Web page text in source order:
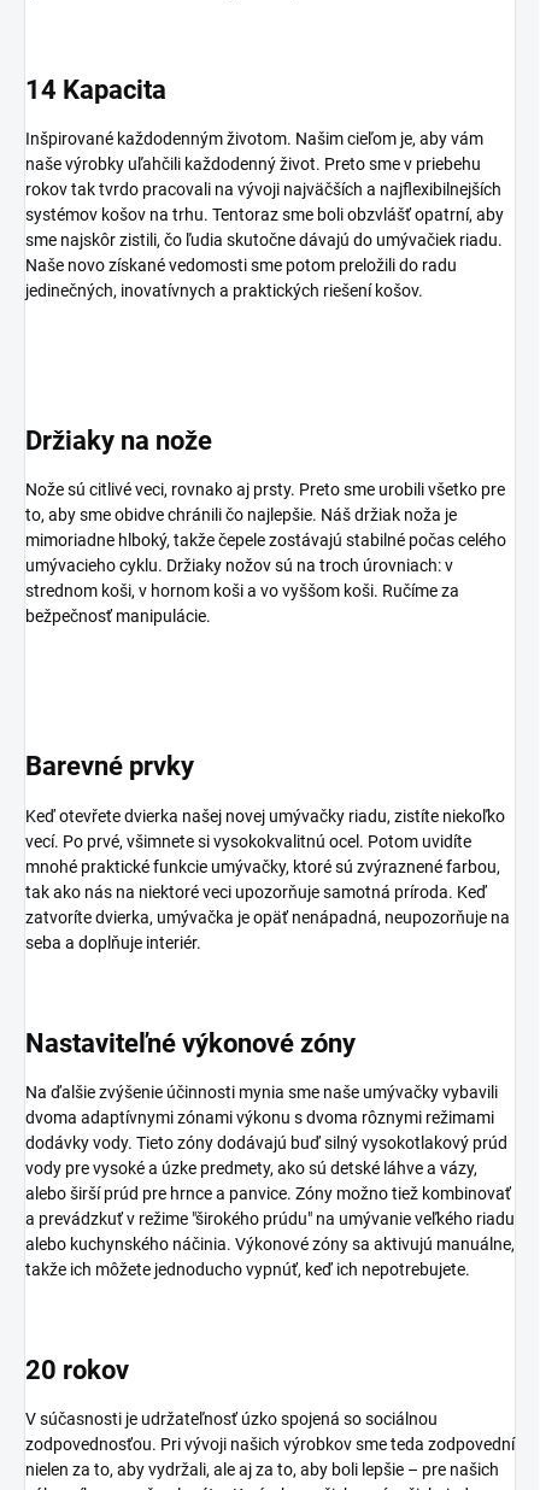
14 Kapacita
Inšpirované každodenným životom. Našim cieľom je, aby vám
naše výrobky uľahčili každodenný život. Preto sme v priebehu
rokov tak tvrdo pracovali na vývoji najväčších a najflexibilnejších
systémov košov na trhu. Tentoraz sme boli obzvlášť opatrní, aby
sme najskôr zistili, čo ľudia skutočne dávajú do umývačiek riadu.
Naše novo získané vedomosti sme potom preložili do radu
jedinečných, inovatívnych a praktických riešení košov.
Držiaky na nože
Nože sú citlivé veci, rovnako aj prsty. Preto sme urobili všetko pre
to, aby sme obidve chránili čo najlepšie. Náš držiak noža je
mimoriadne hlboký, takže čepele zostávajú stabilné počas celého
umývacieho cyklu. Držiaky nožov sú na troch úrovniach: v
strednom koši, v hornom koši a vo vyššom koši. Ručíme za
bežpečnosť manipulácie.
Barevné prvky
Keď otevřete dvierka našej novej umývačky riadu, zistíte niekoľko
vecí. Po prvé, všimnete si vysokokvalitnú ocel. Potom uvidíte
mnohé praktické funkcie umývačky, ktoré sú zvýraznené farbou,
tak ako nás na niektoré veci upozorňuje samotná príroda. Keď
zatvoríte dvierka, umývačka je opäť nenápadná, neupozorňuje na
seba a doplňuje interiér.
Nastaviteľné výkonové zóny
Na ďalšie zvýšenie účinnosti mynia sme naše umývačky vybavili
dvoma adaptívnymi zónami výkonu s dvoma rôznymi režimami
dodávky vody. Tieto zóny dodávajú buď silný vysokotlakový prúd
vody pre vysoké a úzke predmety, ako sú detské láhve a vázy,
alebo širší prúd pre hrnce a panvice. Zóny možno tiež kombinovať
a prevádzkuť v režime "širokého prúdu" na umývanie veľkého riadu
alebo kuchynského náčinia. Výkonové zóny sa aktivujú manuálne,
takže ich môžete jednoducho vypnúť, keď ich nepotrebujete.
20 rokov
V súčasnosti je udržateľnosť úzko spojená so sociálnou
zodpovednosťou. Pri vývoji našich výrobkov sme teda zodpovední
nielen za to, aby vydržali, ale aj za to, aby boli lepšie – pre našich